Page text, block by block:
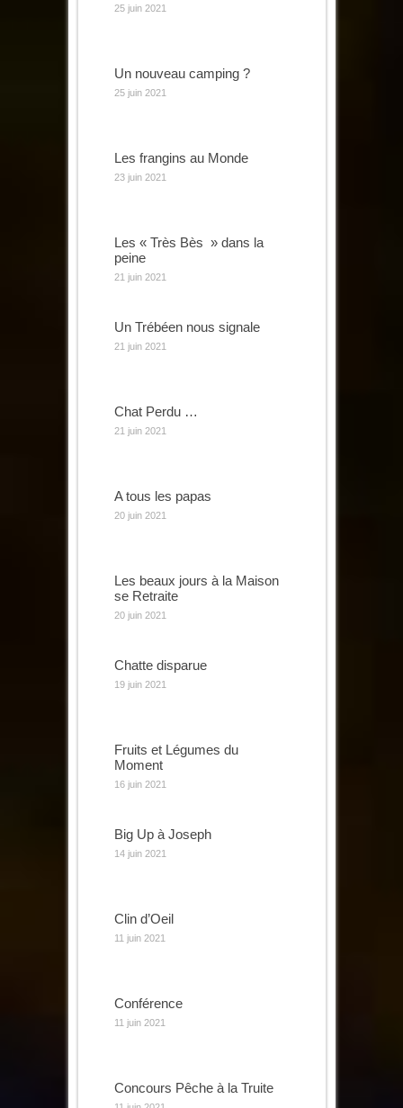
25 juin 2021
Un nouveau camping ?
25 juin 2021
Les frangins au Monde
23 juin 2021
Les « Très Bès » dans la
peine
21 juin 2021
Un Trébéen nous signale
21 juin 2021
Chat Perdu …
21 juin 2021
A tous les papas
20 juin 2021
Les beaux jours à la Maison
se Retraite
20 juin 2021
Chatte disparue
19 juin 2021
Fruits et Légumes du
Moment
16 juin 2021
Big Up à Joseph
14 juin 2021
Clin d’Oeil
11 juin 2021
Conférence
11 juin 2021
Concours Pêche à la Truite